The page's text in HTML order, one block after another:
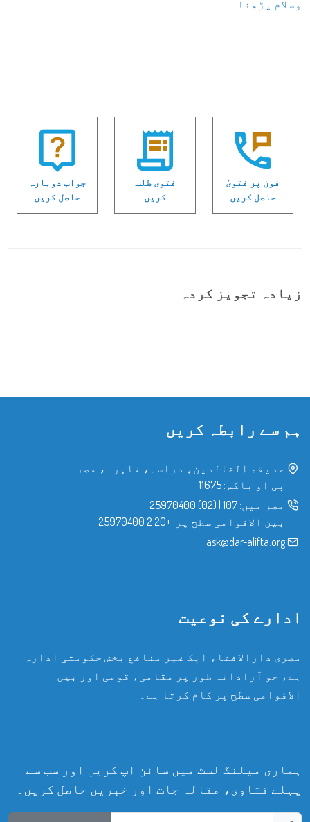
وسلام پڑھنا
فون پر فتویٰ
حاصل کریں
فتوی طلب
کریں
جواب دوبارہ
حاصل کریں
زیادہ تجویز کردہ
ہم سے رابطہ کریں
حدیقۃ الخالدین، دراسہ، قاہرہ، مصر
پی او باکس: 11675
مصر میں: 107
|
(02) 25970400
بین الاقوامی سطح پر: +20 2 25970400
ask@dar-alifta.org
ادارے کی نوعیت
مصری دارالافتاء ایک غیر منافع بخش حکومتی ادارہ
ہے، جو آزادانہ طور پر مقامی، قومی اور بین
الاقوامی سطح پر کام کرتا ہے۔
ہماری میلنگ لسٹ میں سائن اپ کریں اور سب سے
پہلے فتاوی، مقالہ جات اور خبریں حاصل کریں۔